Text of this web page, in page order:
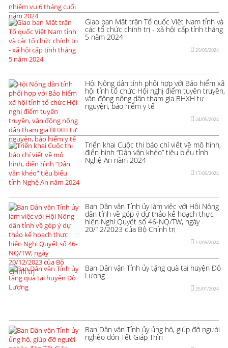
Giao ban Mặt trận Tổ quốc Việt Nam tỉnh và
các tổ chức chính trị - xã hội cấp tỉnh tháng
5 năm 2024
29/05/2024
Hội Nông dân tỉnh phối hợp với Bảo hiểm xã
hội tỉnh tổ chức Hội nghị điểm tuyên truyền,
vận động nông dân tham gia BHXH tự
nguyện, bảo hiểm y tế
24/05/2024
Triển khai Cuộc thi báo chí viết về mô hình,
điển hình “Dân vận khéo” tiêu biểu tỉnh
Nghệ An năm 2024
17/05/2024
Ban Dân vận Tỉnh ủy làm việc với Hội Nông
dân tỉnh về góp ý dự thảo kế hoạch thực
hiện Nghị Quyết số 46-NQ/TW, ngày
20/12/2023 của Bộ Chính trị
13/05/2024
Ban Dân vận Tỉnh ủy tặng quà tại huyện Đô
Lương
25/01/2024
Ban Dân vận Tỉnh ủy ủng hộ, giúp đỡ người
nghèo đón Tết Giáp Thìn